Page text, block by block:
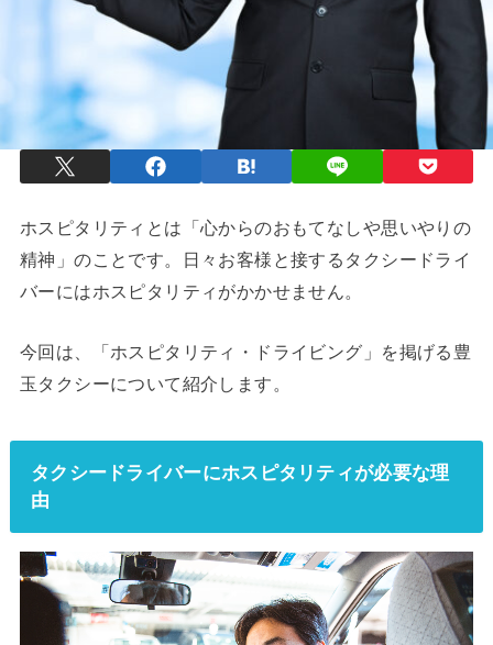
ホスピタリティとは「心からのおもてなしや思いやりの
精神」のことです。日々お客様と接するタクシードライ
バーにはホスピタリティがかかせません。
今回は、「ホスピタリティ・ドライビング」を掲げる豊
玉タクシーについて紹介します。
タクシードライバーにホスピタリティが必要な理
由